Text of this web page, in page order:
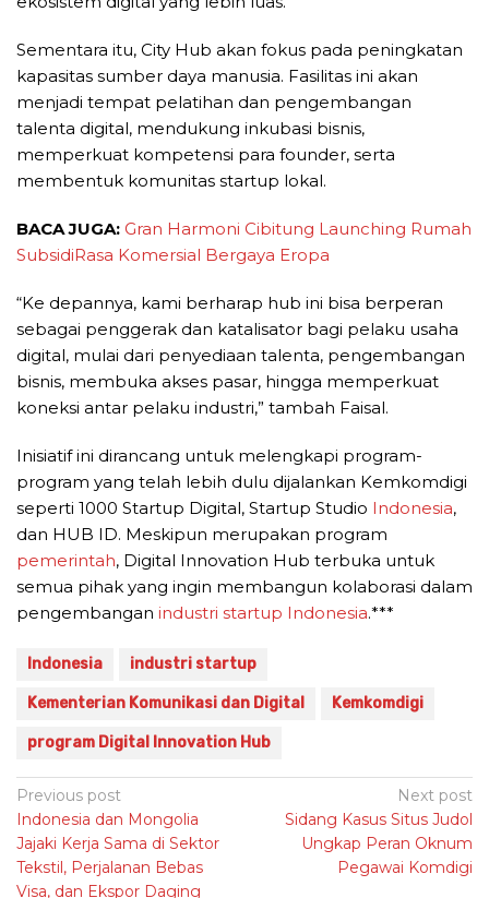
Sementara itu, City Hub akan fokus pada peningkatan
kapasitas sumber daya manusia. Fasilitas ini akan
menjadi tempat pelatihan dan pengembangan
talenta digital, mendukung inkubasi bisnis,
memperkuat kompetensi para founder, serta
membentuk komunitas startup lokal.
BACA JUGA: Gran Harmoni Cibitung Launching Rumah
SubsidiRasa Komersial Bergaya Eropa
“Ke depannya, kami berharap hub ini bisa berperan
sebagai penggerak dan katalisator bagi pelaku usaha
digital, mulai dari penyediaan talenta, pengembangan
bisnis, membuka akses pasar, hingga memperkuat
koneksi antar pelaku industri,” tambah Faisal.
Inisiatif ini dirancang untuk melengkapi program-
program yang telah lebih dulu dijalankan Kemkomdigi
seperti 1000 Startup Digital, Startup Studio Indonesia,
dan HUB ID. Meskipun merupakan program
pemerintah, Digital Innovation Hub terbuka untuk
semua pihak yang ingin membangun kolaborasi dalam
pengembangan industri startup Indonesia.***
Indonesia industri startup
Kementerian Komunikasi dan Digital Kemkomdigi
program Digital Innovation Hub
Post
navigation
Previous post
Indonesia dan Mongolia
Jajaki Kerja Sama di Sektor
Tekstil, Perjalanan Bebas
Visa, dan Ekspor Daging
Next post
Sidang Kasus Situs Judol
Ungkap Peran Oknum
Pegawai Komdigi